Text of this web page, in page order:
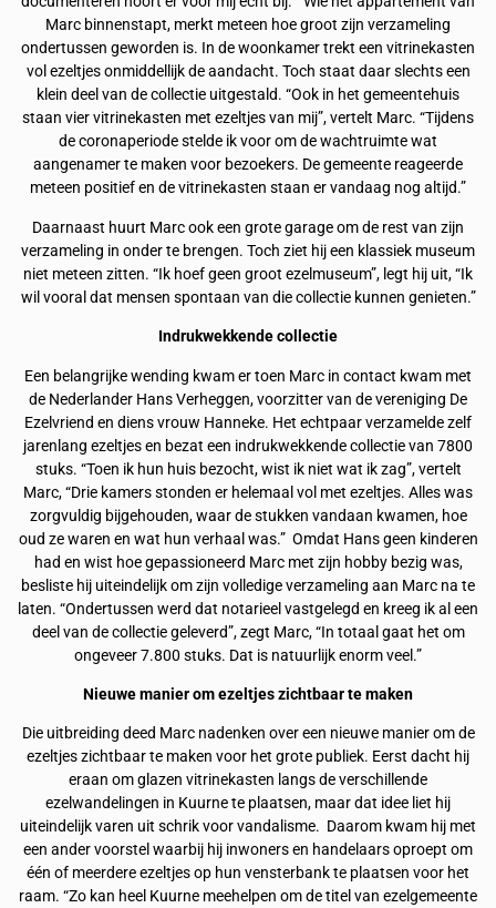
Marc binnenstapt, merkt meteen hoe groot zijn verzameling
ondertussen geworden is. In de woonkamer trekt een vitrinekasten
vol ezeltjes onmiddellijk de aandacht. Toch staat daar slechts een
klein deel van de collectie uitgestald. “Ook in het gemeentehuis
staan vier vitrinekasten met ezeltjes van mij”, vertelt Marc. “Tijdens
de coronaperiode stelde ik voor om de wachtruimte wat
aangenamer te maken voor bezoekers. De gemeente reageerde
meteen positief en de vitrinekasten staan er vandaag nog altijd.”
Daarnaast huurt Marc ook een grote garage om de rest van zijn
verzameling in onder te brengen. Toch ziet hij een klassiek museum
niet meteen zitten. “Ik hoef geen groot ezelmuseum”, legt hij uit, “Ik
wil vooral dat mensen spontaan van die collectie kunnen genieten.”
Indrukwekkende collectie
Een belangrijke wending kwam er toen Marc in contact kwam met
de Nederlander Hans Verheggen, voorzitter van de vereniging De
Ezelvriend en diens vrouw Hanneke. Het echtpaar verzamelde zelf
jarenlang ezeltjes en bezat een indrukwekkende collectie van 7800
stuks. “Toen ik hun huis bezocht, wist ik niet wat ik zag”, vertelt
Marc, “Drie kamers stonden er helemaal vol met ezeltjes. Alles was
zorgvuldig bijgehouden, waar de stukken vandaan kwamen, hoe
oud ze waren en wat hun verhaal was.” Omdat Hans geen kinderen
had en wist hoe gepassioneerd Marc met zijn hobby bezig was,
besliste hij uiteindelijk om zijn volledige verzameling aan Marc na te
laten. “Ondertussen werd dat notarieel vastgelegd en kreeg ik al een
deel van de collectie geleverd”, zegt Marc, “In totaal gaat het om
ongeveer 7.800 stuks. Dat is natuurlijk enorm veel.”
Nieuwe manier om ezeltjes zichtbaar te maken
Die uitbreiding deed Marc nadenken over een nieuwe manier om de
ezeltjes zichtbaar te maken voor het grote publiek. Eerst dacht hij
eraan om glazen vitrinekasten langs de verschillende
ezelwandelingen in Kuurne te plaatsen, maar dat idee liet hij
uiteindelijk varen uit schrik voor vandalisme. Daarom kwam hij met
een ander voorstel waarbij hij inwoners en handelaars oproept om
één of meerdere ezeltjes op hun vensterbank te plaatsen voor het
raam. “Zo kan heel Kuurne meehelpen om de titel van ezelgemeente